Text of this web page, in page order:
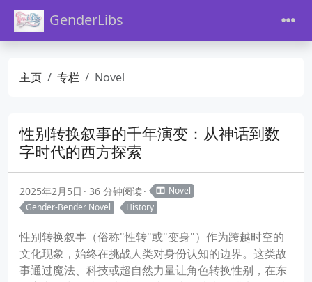
GenderLibs
主页 专栏 Novel
性别转换叙事的千年演变：从神话到数
字时代的西方探索
2025年2月5日 36 分钟阅读
Novel
Gender-Bender Novel
History
性别转换叙事（俗称"性转"或"变身"）作为跨越时空的
文化现象，始终在挑战人类对身份认知的边界。这类故
事通过魔法、科技或超自然力量让角色转换性别，在东